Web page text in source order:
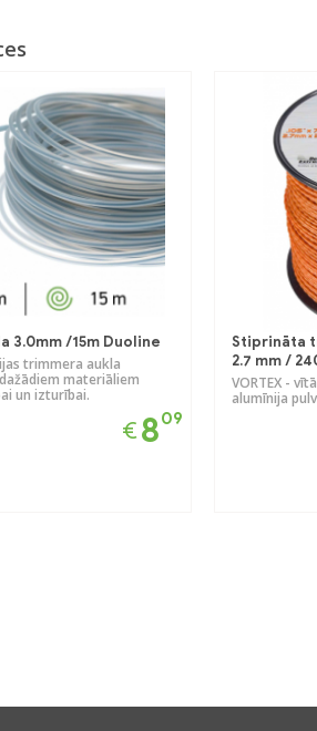
3.0mm /15m Duoline
trimmera aukla
materiāliem
un izturībai.
€809
Stiprināta
2.7 mm /
VORTEX -
alumīnija